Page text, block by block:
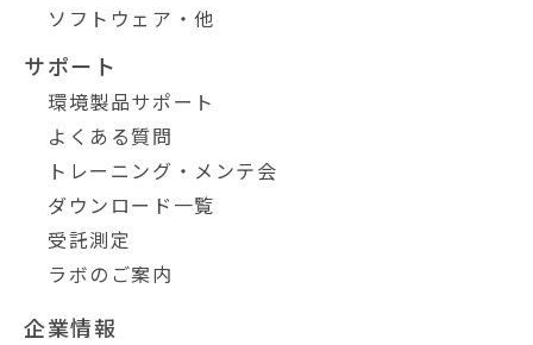
ソフトウェア・他
サポート
環境製品サポート
よくある質問
トレーニング・メンテ会
ダウンロード一覧
受託測定
ラボのご案内
企業情報